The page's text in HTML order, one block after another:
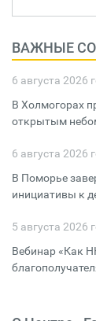
ВАЖНЫЕ
6 августа 2026
В Холмогорах
открытым
6 августа 2026
В Поморье
инициативы к
5 августа 2026
Вебинар «Как